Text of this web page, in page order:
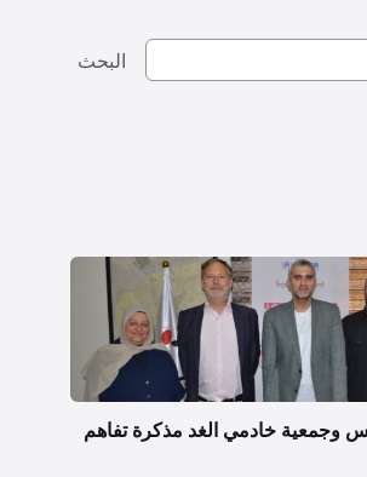
البحث
وجمعية خادمي الغد مذكرة تفاهم